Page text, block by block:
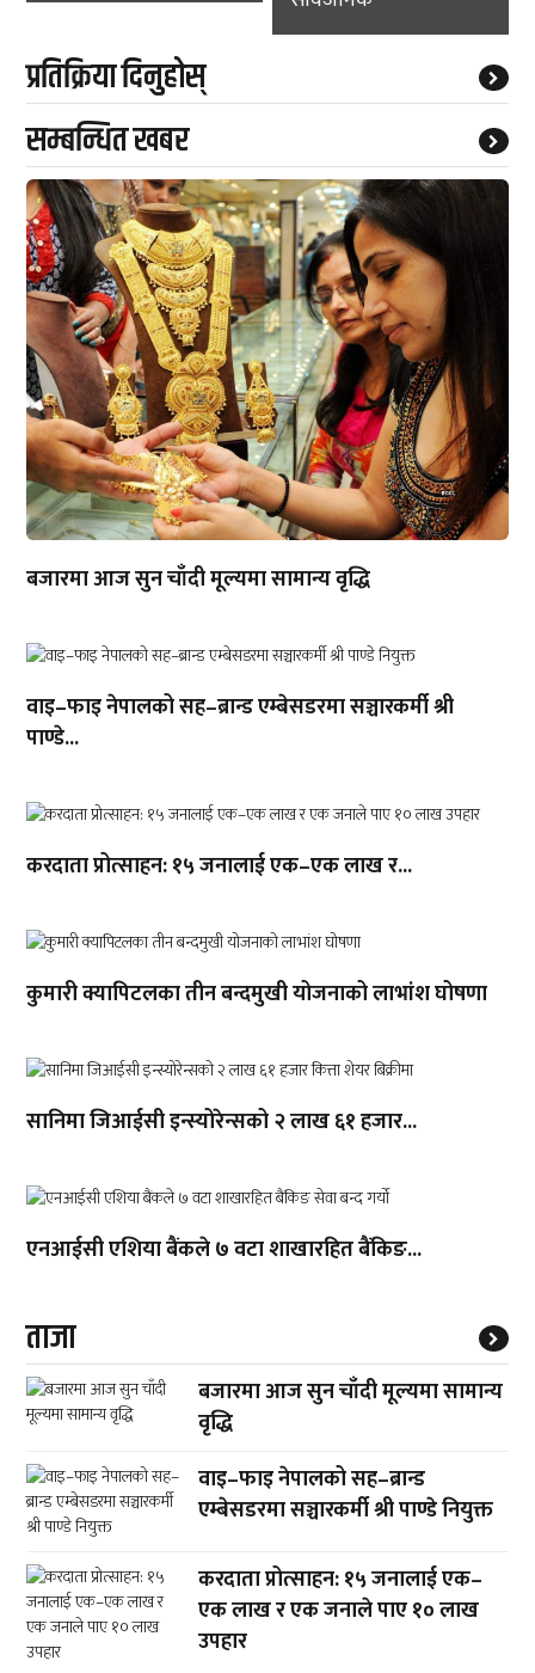
प्रतिक्रिया दिनुहोस्
सम्बन्धित खबर
बजारमा आज सुन चाँदी मूल्यमा सामान्य वृद्धि
वाइ–फाइ नेपालको सह–ब्रान्ड एम्बेसडरमा सञ्चारकर्मी श्री
पाण्डे...
करदाता प्रोत्साहन: १५ जनालाई एक–एक लाख र...
कुमारी क्यापिटलका तीन बन्दमुखी योजनाको लाभांश घोषणा
सानिमा जिआईसी इन्स्योरेन्सको २ लाख ६१ हजार...
एनआईसी एशिया बैंकले ७ वटा शाखारहित बैंकिङ...
ताजा
बजारमा आज सुन चाँदी मूल्यमा सामान्य
वृद्धि
वाइ–फाइ नेपालको सह–ब्रान्ड
एम्बेसडरमा सञ्चारकर्मी श्री पाण्डे नियुक्त
करदाता प्रोत्साहन: १५ जनालाई एक–
एक लाख र एक जनाले पाए १० लाख
उपहार